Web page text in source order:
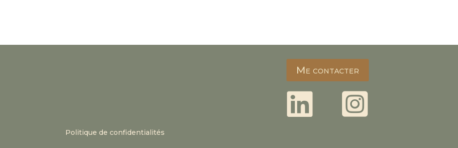
Me contacter
 
Politique de confidentialités